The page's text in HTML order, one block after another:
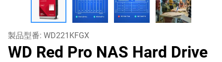
製品型番: WD221KFGX
WD Red Pro NAS Hard Drive